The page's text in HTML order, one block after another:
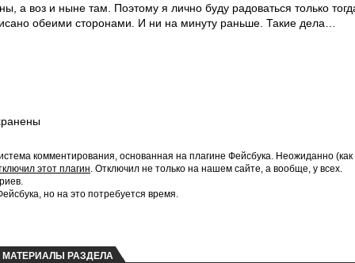
а воз и ныне там. Поэтому я лично буду радоваться только
обеими сторонами. И ни на минуту раньше. Такие дела…
комментирования, основанная на плагине Фейсбука. Неожиданно (как
этот плагин. Отключил не только на нашем сайте, а вообще, у всех.
но на это потребуется время.
МАТЕРИАЛЫ РАЗДЕЛА